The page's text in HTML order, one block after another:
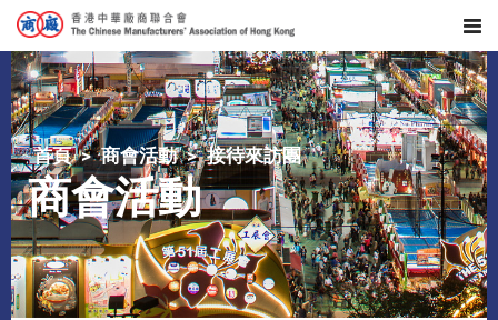
首頁 商會活動 接待來訪團
商會活動